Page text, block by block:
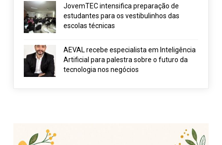
JovemTEC intensifica preparação de
estudantes para os vestibulinhos das
escolas técnicas
AEVAL recebe especialista em Inteligência
Artificial para palestra sobre o futuro da
tecnologia nos negócios